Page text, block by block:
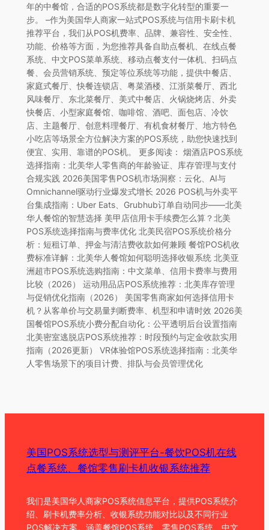
年的中餐馆，合适的POS系统都是数字化转型的重要一
步。 –作为美国华人商家一站式POS系统与信用卡刷卡机
推荐平台，我们从POS机费率、品牌、兼容性、安全性、
功能、价格等方面，为您推荐具备自助点餐机、在线点餐
系统、中文POS菜单系统、移动点餐支付一体机、扫码点
餐、会员营销系统、预定等位系统等功能，提供中餐店、
家庭式餐厅、快餐连锁店、粤菜酒楼、江浙菜餐厅、西北
风味餐厅、东北菜餐厅、美式中餐店、火锅烧烤店、外卖
快餐店、小型家庭餐馆、咖啡馆、酒吧、面包店、冷饮
店、主题餐厅、创意料理餐厅、有机食材餐厅、地方特色
小吃店等场景全方位解决方案的POS系统，助您快速找到
便宜、实用、靠谱的POS机。 更多阅读： 烟酒店POS系统
选择指南：北美华人零售商的年龄验证、库存管理与支付
合规实践 2026美国零售POS机市场洞察：云化、AI与
Omnichannel驱动行业爆发式增长 2026 POS机与外卖平
台集成指南：Uber Eats、Grubhub订单自动同步——北美
华人餐馆的智慧选择 美甲店信用卡手续费怎么算？北美
POS系统选择指南与费率优化 北美民宿POS系统价格分
析：短租订单、押金与清洁费收款如何兼顾 餐馆POS机收
费标准详解：北美华人餐馆如何聪明选择收银系统 北美亚
洲超市POS系统选购指南：中文菜单、信用卡费率与费用
比较（2026） 运动用品店POS系统推荐：北美库存管理
与促销优化指南（2026） 美国零售商家如何选择信用卡
机？从客单价与交易量判断费率、机型和申请时效 2026美
国餐馆POS系统小费分配自动化：公平透明后台设置指南
北美密室逃脱店POS系统推荐：时段预约与定金收款实用
指南（2026更新） VR体验馆POS系统选择指南：北美华
人零售场景下的项目计费、排队与会员管理优化
美国POS系统选型与测评平台-餐饮POS机在线
点餐系统、餐馆零售刷卡机收银系统推荐
我们是美国华人商家POS系统信息平台，提供POS系统介
绍、刷卡机费率分析、收银系统功能对比以及不同行业
POS解决方案。涵盖餐馆POS系统、零售POS系统、中文